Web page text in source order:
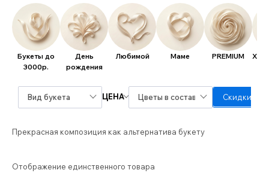
Букеты до
3000р.
День
рождения
Любимой Маме PREMIUM
Вид букета ЦЕНА Цветы в составе Скидки /
Прекрасная композиция как альтернатива букету
Отображение единственного товара